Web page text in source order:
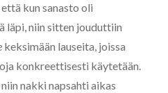
kun sanasto oli
läpi, niin sitten jouduttiin
keksimään lauseita, joissa
konkreettisesti käytetään.
nakki napsahti aikas